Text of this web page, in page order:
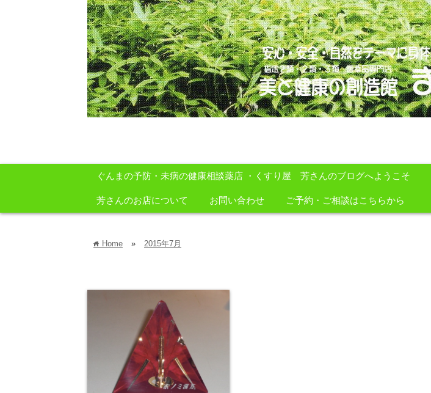
ぐんまの予防・未病の健康相談薬店 ・くすり屋 芳さんのブログへようこそ
芳さんのお店について お問い合わせ ご予約・ご相談はこちらから
home Home » 2015年7月